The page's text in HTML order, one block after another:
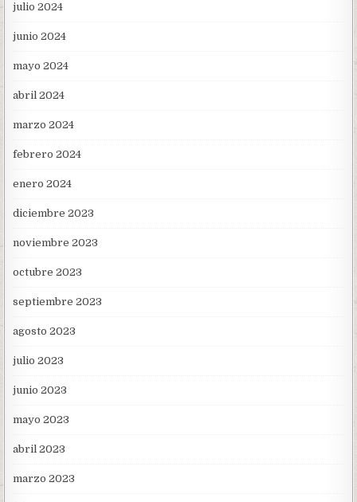
julio 2024
junio 2024
mayo 2024
abril 2024
marzo 2024
febrero 2024
enero 2024
diciembre 2023
noviembre 2023
octubre 2023
septiembre 2023
agosto 2023
julio 2023
junio 2023
mayo 2023
abril 2023
marzo 2023